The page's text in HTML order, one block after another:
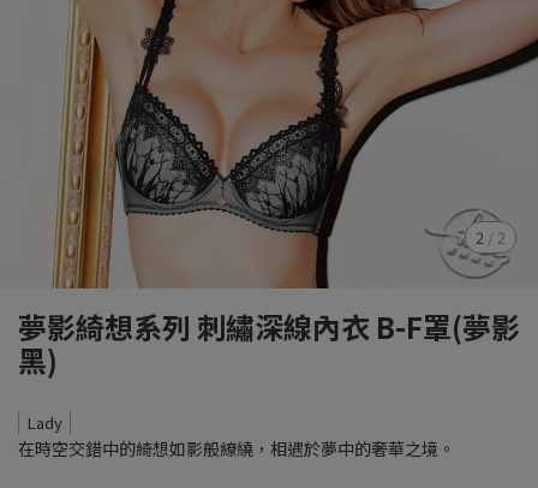
2 / 2
夢影綺想系列 刺繡深線內衣 B-F罩(夢影
黑)
Lady
在時空交錯中的綺想如影般繚繞，相遇於夢中的奢華之境。